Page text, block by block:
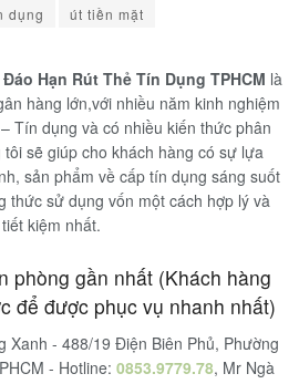
dụng
út tiền mặt
Hạn Rút Thẻ Tín Dụng TPHCM là
hàng lớn,với nhiều năm kinh nghiệm
Tín dụng và có nhiều kiến thức phân
sẽ giúp cho khách hàng có sự lựa
sản phẩm về cấp tín dụng sáng suốt
thức sử dụng vốn một cách hợp lý và
tiết kiệm nhất.
phòng gần nhất (Khách hàng
để được phục vụ nhanh nhất)
Xanh - 488/19 Điện Biên Phủ, Phường
- Hotline: 0853.9779.78, Mr Ngà